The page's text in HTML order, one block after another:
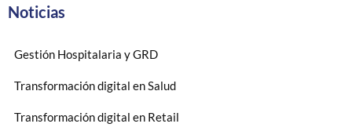
Noticias
Gestión Hospitalaria y GRD
Transformación digital en Salud
Transformación digital en Retail